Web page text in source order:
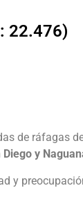
22.476)
de ráfagas
y
y